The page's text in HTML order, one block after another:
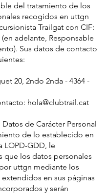
del tratamiento de los
recogidos en uttgn
Trailgat con CIF:
(en adelante, Responsable
Sus datos de contacto
20, 2ndo 2nda - 4364 -
hola@clubtrail.cat
de Carácter Personal
de lo establecido en
LOPD-GDD, le
que los datos personales
uttgn mediante los
en sus páginas
y serán